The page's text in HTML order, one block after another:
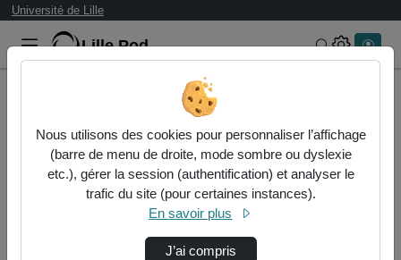
Université de Lille
Lille.Pod Rechercher
Eugène Fleischmann : « Fondements d’une soci…
Nous utilisons des cookies pour personnaliser l’affichage
(barre de menu de droite, mode sombre ou dyslexie
etc.), gérer la session (authentification) et analyser le
trafic du site (pour certaines instances).
En savoir plus
J’ai compris